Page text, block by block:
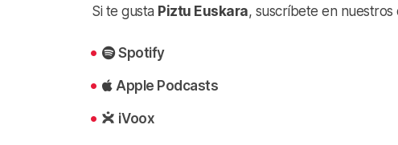
Si te gusta Piztu Euskara, suscríbete en nuestros
Spotify
Apple Podcasts
iVoox